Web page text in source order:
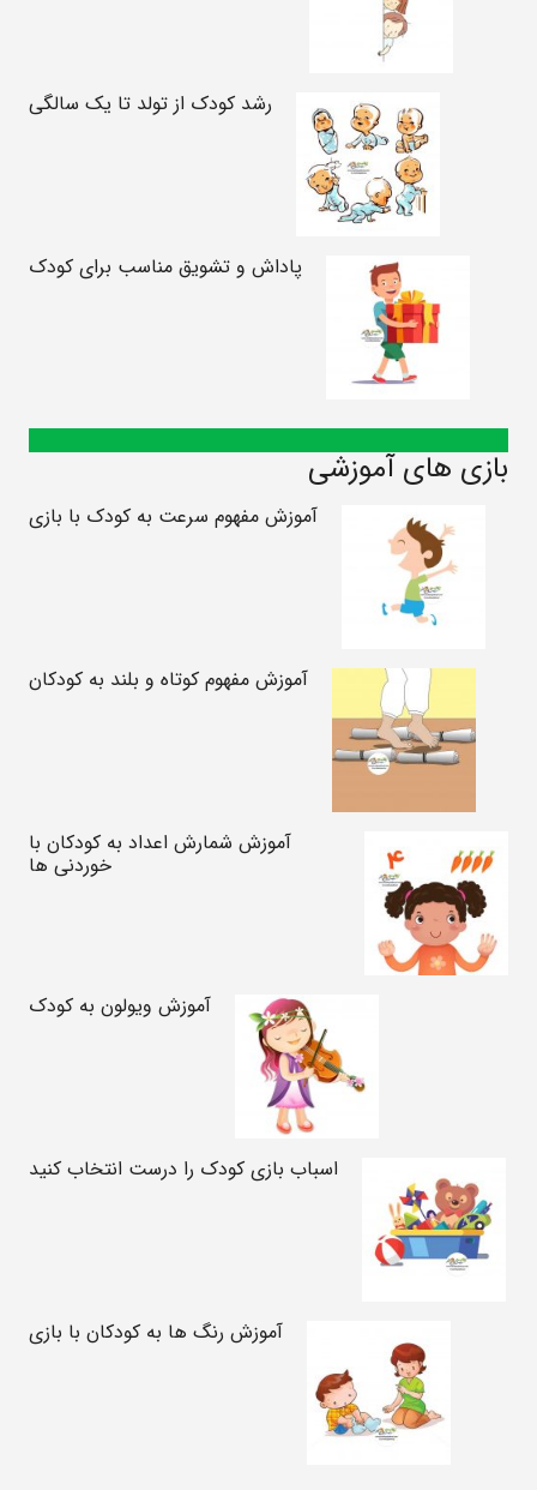
رشد کودک از تولد تا یک سالگی
پاداش و تشویق مناسب برای کودک
بازی های آموزشی
آموزش مفهوم سرعت به کودک با بازی
آموزش مفهوم کوتاه و بلند به کودکان
آموزش شمارش اعداد به کودکان با
خوردنی ها
آموزش ویولون به کودک
اسباب بازی کودک را درست انتخاب کنید
آموزش رنگ ها به کودکان با بازی